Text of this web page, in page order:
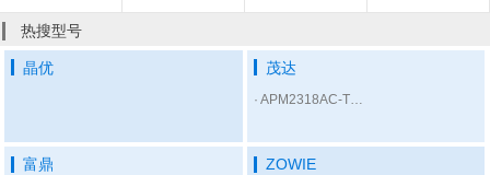
热搜型号
晶优 茂达
APM2318AC-TRL
富鼎 ZOWIE